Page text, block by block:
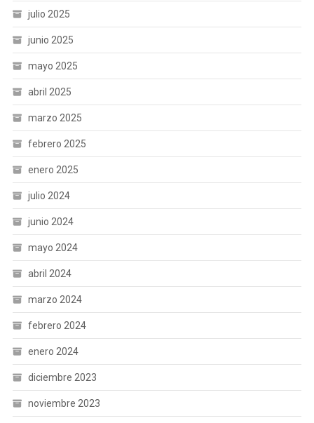
julio 2025
junio 2025
mayo 2025
abril 2025
marzo 2025
febrero 2025
enero 2025
julio 2024
junio 2024
mayo 2024
abril 2024
marzo 2024
febrero 2024
enero 2024
diciembre 2023
noviembre 2023